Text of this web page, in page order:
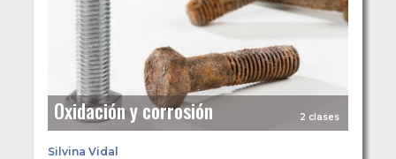
Oxidación y corrosión 2 clases
Silvina Vidal